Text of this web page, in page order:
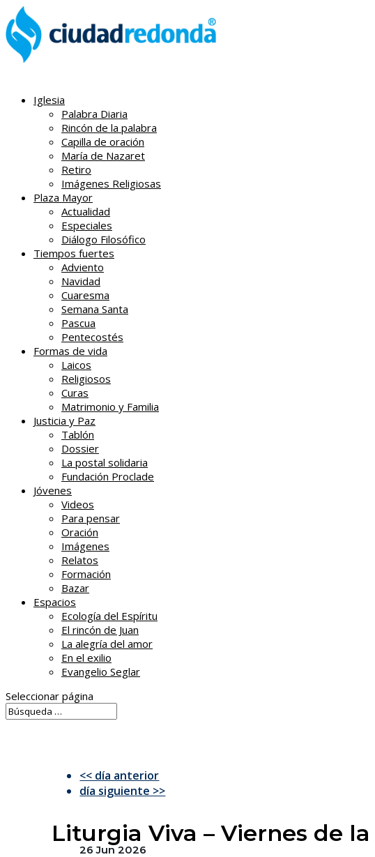
Iglesia
Palabra Diaria
Rincón de la palabra
Capilla de oración
María de Nazaret
Retiro
Imágenes Religiosas
Plaza Mayor
Actualidad
Especiales
Diálogo Filosófico
Tiempos fuertes
Adviento
Navidad
Cuaresma
Semana Santa
Pascua
Pentecostés
Formas de vida
Laicos
Religiosos
Curas
Matrimonio y Familia
Justicia y Paz
Tablón
Dossier
La postal solidaria
Fundación Proclade
Jóvenes
Videos
Para pensar
Oración
Imágenes
Relatos
Formación
Bazar
Espacios
Ecología del Espíritu
El rincón de Juan
La alegría del amor
En el exilio
Evangelio Seglar
Seleccionar página
<< día anterior
día siguiente >>
Liturgia Viva – Viernes de
26 Jun 2026